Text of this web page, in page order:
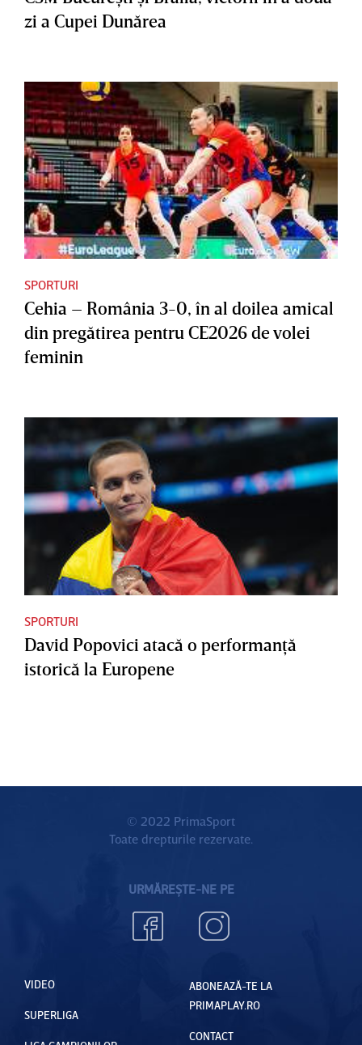
zi a Cupei Dunărea
SPORTURI
Cehia – România 3-0, în al doilea amical
din pregătirea pentru CE2026 de volei
feminin
SPORTURI
David Popovici atacă o performanţă
istorică la Europene
© 2022 PrimaSport
Toate drepturile rezervate.
URMĂREȘTE-NE PE
VIDEO
SUPERLIGA
ABONEAZĂ-TE LA
PRIMAPLAY.RO
CONTACT